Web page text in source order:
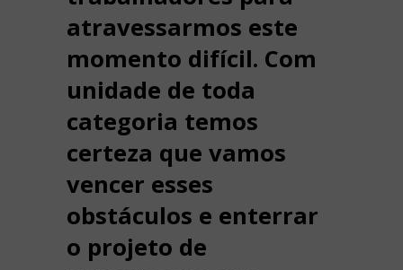
atravessarmos este
momento difícil. Com
unidade de toda
categoria temos
certeza que vamos
vencer esses
obstáculos e enterrar
o projeto de